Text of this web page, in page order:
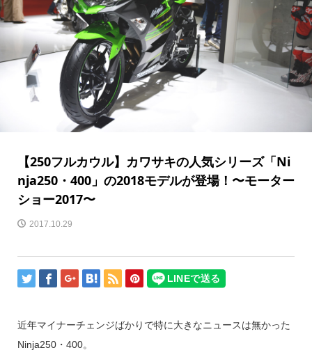
【250フルカウル】カワサキの人気シリーズ「Ni
nja250・400」の2018モデルが登場！〜モーター
ショー2017〜
2017.10.29
近年マイナーチェンジばかりで特に大きなニュースは無かった
Ninja250・400。